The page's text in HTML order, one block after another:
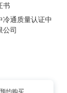
书
冷通质量认证中
公司
预约购买